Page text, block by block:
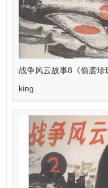
战争风云故事8《偷袭
king